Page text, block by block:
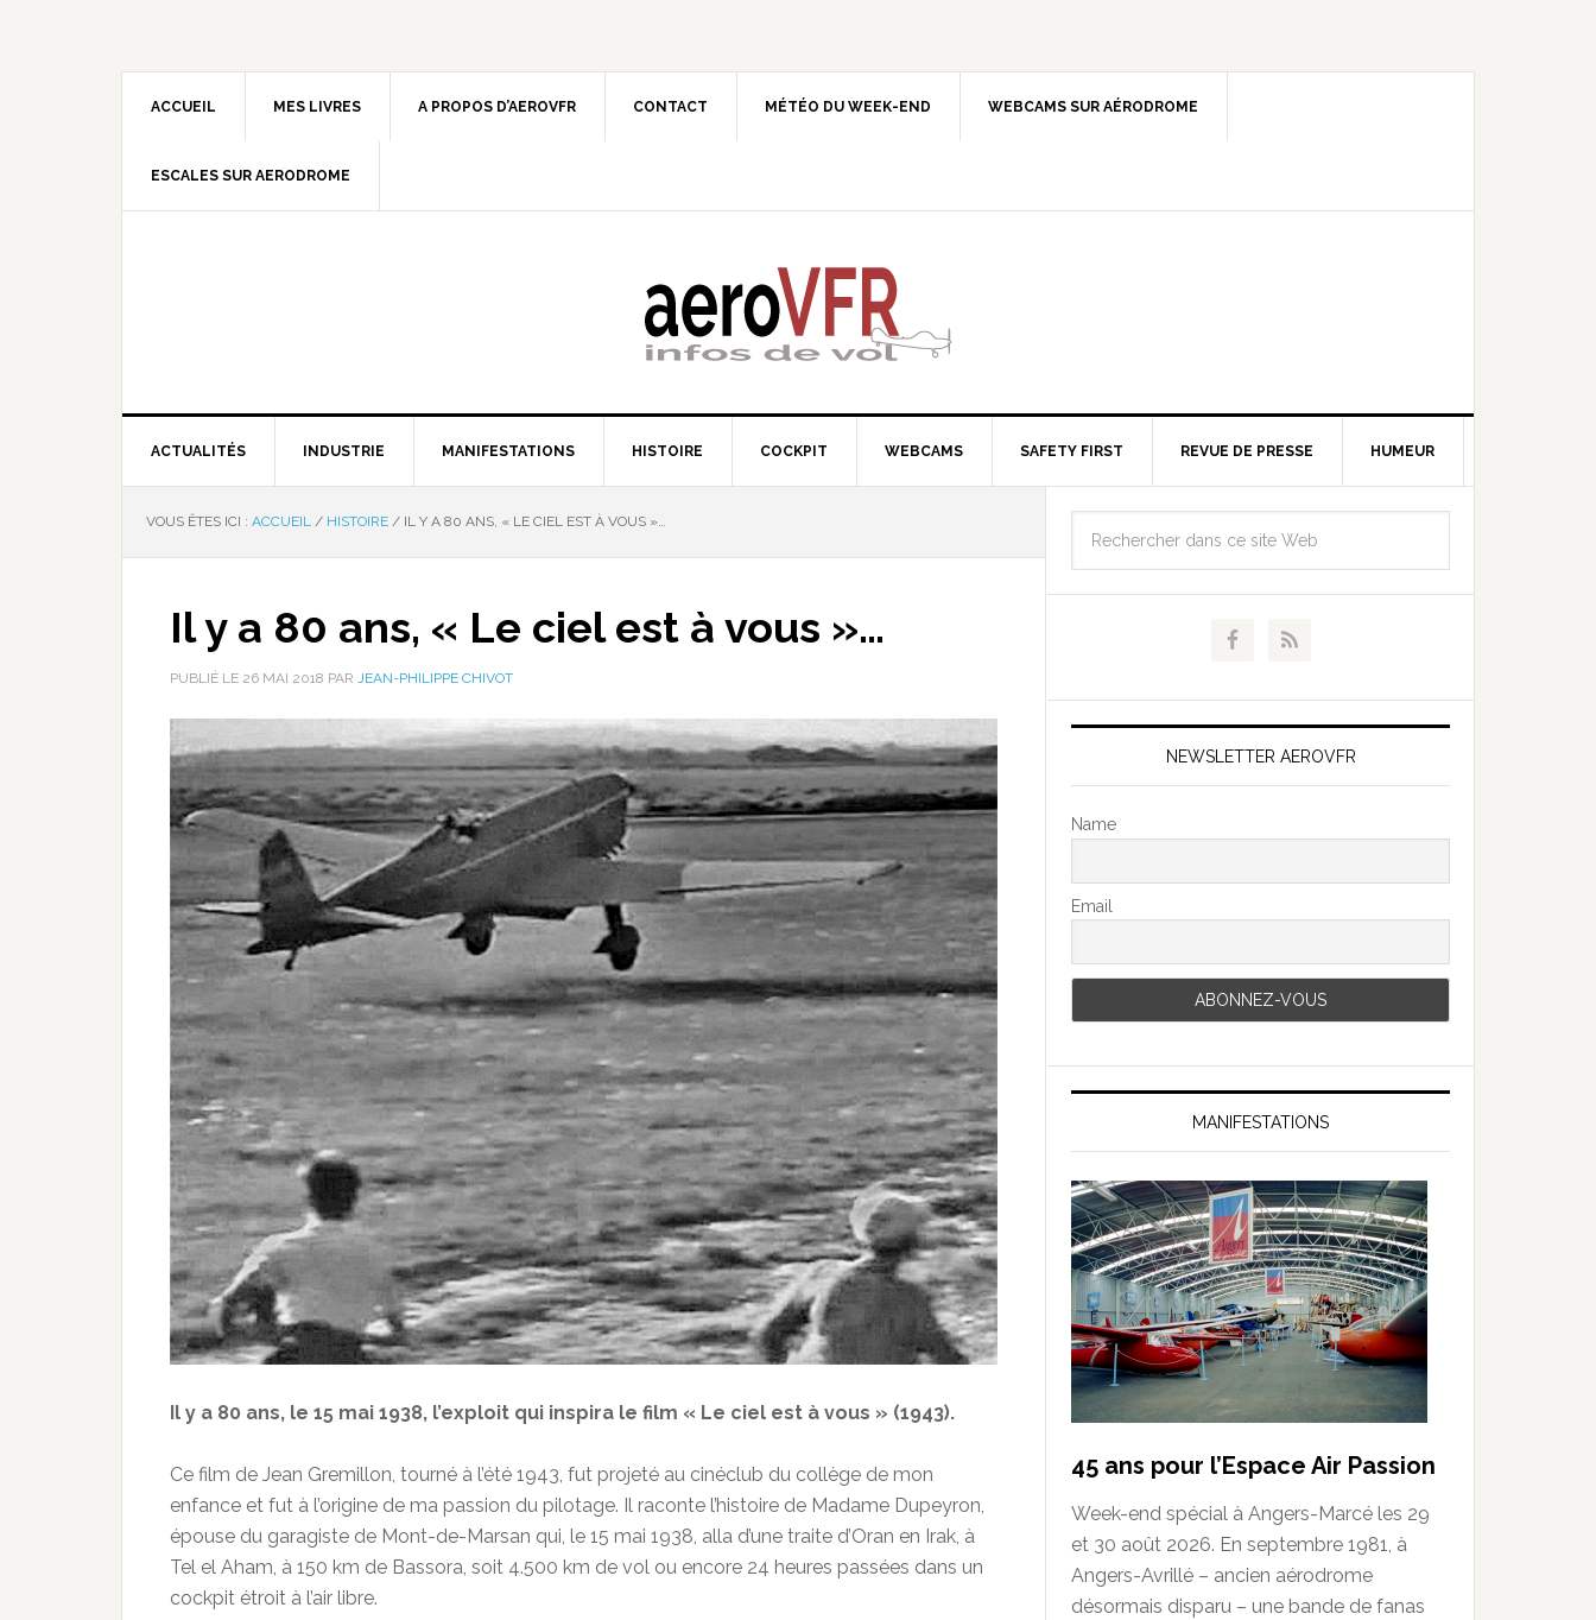
ACCUEIL MES LIVRES A PROPOS D’AEROVFR CONTACT MÉTÉO DU WEEK-END WEBCAMS SUR AÉRODROME
ESCALES SUR AERODROME
ACTUALITÉS INDUSTRIE MANIFESTATIONS HISTOIRE COCKPIT WEBCAMS SAFETY FIRST REVUE DE PRESSE HUMEUR
VOUS ÊTES ICI : ACCUEIL / HISTOIRE / IL Y A 80 ANS, « LE CIEL EST À VOUS »…
Il y a 80 ans, « Le ciel est à vous »…
PUBLIÉ LE 26 MAI 2018 PAR JEAN-PHILIPPE CHIVOT
Il y a 80 ans, le 15 mai 1938, l’exploit qui inspira le film « Le ciel est à vous » (1943).
Ce film de Jean Gremillon, tourné à l’été 1943, fut projeté au cinéclub du collège de mon
enfance et fut à l’origine de ma passion du pilotage. Il raconte l’histoire de Madame Dupeyron,
épouse du garagiste de Mont-de-Marsan qui, le 15 mai 1938, alla d’une traite d’Oran en Irak, à
Tel el Aham, à 150 km de Bassora, soit 4.500 km de vol ou encore 24 heures passées dans un
cockpit étroit à l’air libre.
NEWSLETTER AEROVFR
Name
Email
MANIFESTATIONS
45 ans pour l’Espace Air Passion
Week-end spécial à Angers-Marcé les 29
et 30 août 2026. En septembre 1981, à
Angers-Avrillé – ancien aérodrome
désormais disparu – une bande de fanas